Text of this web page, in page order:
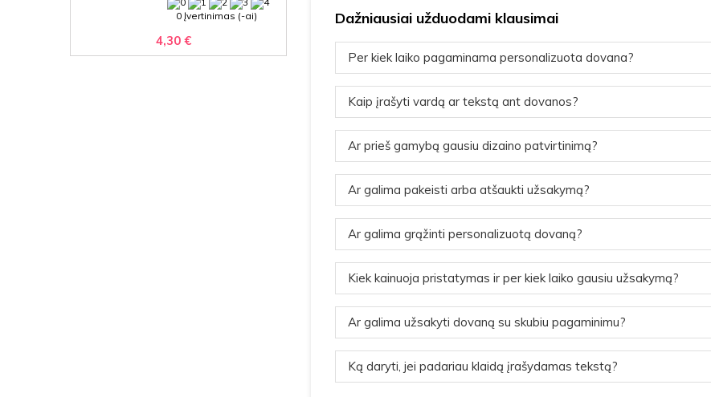
0 Įvertinimas (-ai)
4,30 €
Dažniausiai užduodami klausimai
Per kiek laiko pagaminama personalizuota dovana?
Kaip įrašyti vardą ar tekstą ant dovanos?
Ar prieš gamybą gausiu dizaino patvirtinimą?
Ar galima pakeisti arba atšaukti užsakymą?
Ar galima grąžinti personalizuotą dovaną?
Kiek kainuoja pristatymas ir per kiek laiko gausiu užsakymą?
Ar galima užsakyti dovaną su skubiu pagaminimu?
Ką daryti, jei padariau klaidą įrašydamas tekstą?